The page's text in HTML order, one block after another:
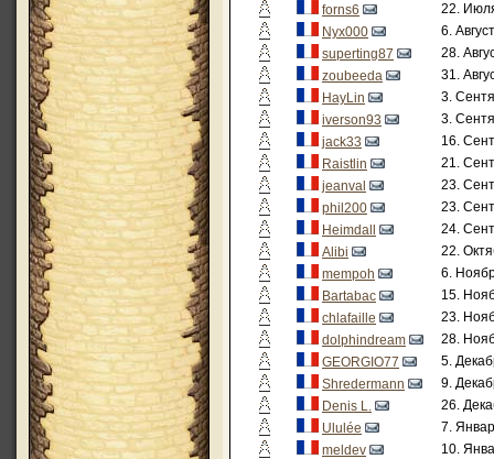
forns6
22.
Nyx000
6.
superting87
28.
zoubeeda
31.
HayLin
3.
iverson93
3.
jack33
16.
Raistlin
21.
jeanval
23.
phil200
23.
Heimdall
24.
Alibi
22.
mempoh
6.
Bartabac
15.
chlafaille
23.
dolphindream
28.
GEORGIO77
5.
Shredermann
9.
Denis L.
26.
Ululée
7.
meldev
10.